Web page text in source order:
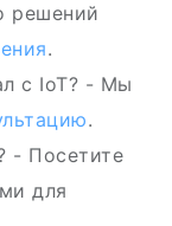
решений
.
с IoT? - Мы
.
- Посетите
для